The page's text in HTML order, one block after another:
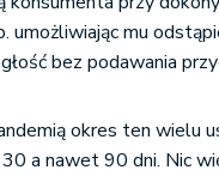
umożliwiając mu
bez podawania
okres ten wielu
30 a nawet 90 dni. Nic